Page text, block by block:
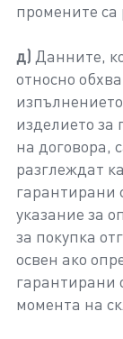
промените са
д) Данните,
относно
изделието за
на договора,
разглеждат
гарантирани
указание за
за покупка
освен ако
гарантирани
момента на